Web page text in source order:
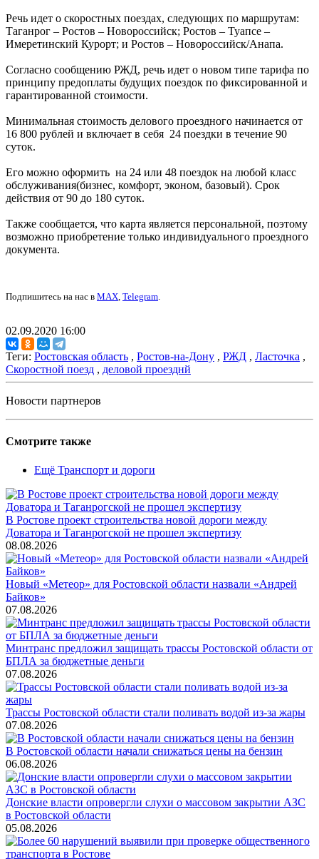
Речь идет о скоростных поездах, следующих по маршрутам:
Таганрог – Ростов – Новороссийск; Ростов – Туапсе –
Имеретинский Курорт; и Ростов – Новороссийск/Анапа.
Согласно сообщению РЖД, речь идет о новом типе тарифа по
принципу предоплаты будущих поездок по фиксированной и
гарантированной стоимости.
Минимальная стоимость делового проездного начинается от
16 800 рублей и включает в себя 24 поездки в течение 90
суток.
Его можно оформить на 24 или 48 поездок на любой класс
обслуживания(бизнес, комфорт, эконом, базовый). Срок
действия от 90 до 180 суток.
Также сообщается, что карта является персональной, поэтому
возможно приобретение только индивидуального проездного
документа.
Подпишитесь на нас в MAX, Telegram.
02.09.2020 16:00
Теги: Ростовская область , Ростов-на-Дону , РЖД , Ласточка ,
Скоростной поезд , деловой проезднй
Новости партнеров
Смотрите также
Ещё Транспорт и дороги
В Ростове проект строительства новой дороги между
Доватора и Таганрогской не прошел экспертизу
08.08.2026
Новый «Метеор» для Ростовской области назвали «Андрей
Байков»
07.08.2026
Минтранс предложил защищать трассы Ростовской области от
БПЛА за бюджетные деньги
07.08.2026
Трассы Ростовской области стали поливать водой из-за жары
07.08.2026
В Ростовской области начали снижаться цены на бензин
06.08.2026
Донские власти опровергли слухи о массовом закрытии АЗС
в Ростовской области
05.08.2026